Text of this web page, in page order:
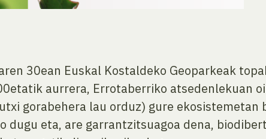
30ean Euskal Kostaldeko Geoparkeak
aurrera, Errotaberriko atsedenlekuan
gorabehera lau orduz) gure
dugu eta, are garrantzitsuagoa dena,